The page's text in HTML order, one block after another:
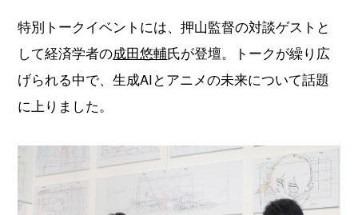
特別トークイベントには、押山監督の対談ゲストと
して経済学者の成田悠輔氏が登壇。トークが繰り広
げられる中で、生成AIとアニメの未来について話題
に上りました。